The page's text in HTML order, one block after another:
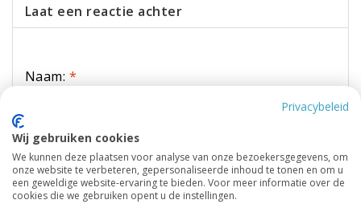
Laat een reactie achter
Naam: *
E-mail:*
* Uw e-mailadres wordt niet gepubliceerd.
Privacybeleid
Wij gebruiken cookies
We kunnen deze plaatsen voor analyse van onze bezoekersgegevens, om
onze website te verbeteren, gepersonaliseerde inhoud te tonen en om u
een geweldige website-ervaring te bieden. Voor meer informatie over de
cookies die we gebruiken opent u de instellingen.